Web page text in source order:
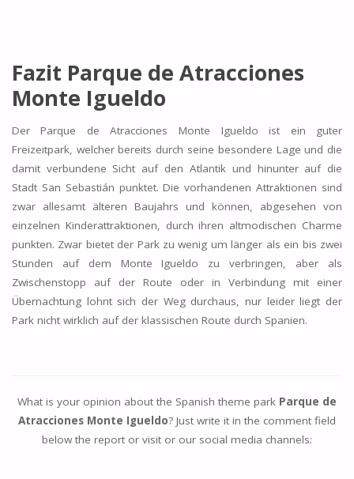
Fazit Parque de Atracciones
Monte Igueldo
Der Parque de Atracciones Monte Igueldo ist ein guter
Freizeitpark, welcher bereits durch seine besondere Lage und die
damit verbundene Sicht auf den Atlantik und hinunter auf die
Stadt San Sebastián punktet. Die vorhandenen Attraktionen sind
zwar allesamt älteren Baujahrs und können, abgesehen von
einzelnen Kinderattraktionen, durch ihren altmodischen Charme
punkten. Zwar bietet der Park zu wenig um länger als ein bis zwei
Stunden auf dem Monte Igueldo zu verbringen, aber als
Zwischenstopp auf der Route oder in Verbindung mit einer
Übernachtung lohnt sich der Weg durchaus, nur leider liegt der
Park nicht wirklich auf der klassischen Route durch Spanien.
What is your opinion about the Spanish theme park Parque de
Atracciones Monte Igueldo? Just write it in the comment field
below the report or visit or our social media channels: